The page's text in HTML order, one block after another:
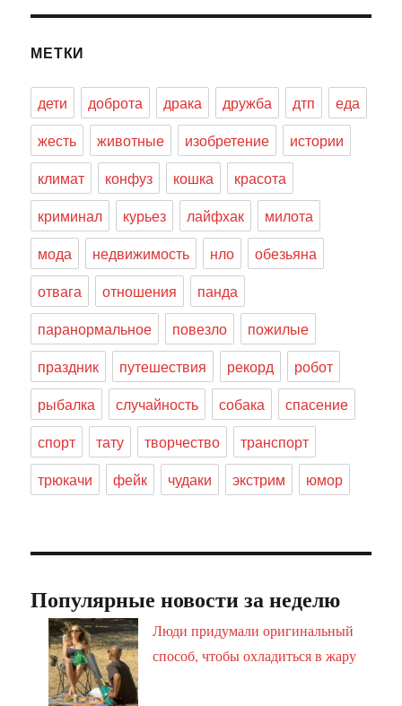
МЕТКИ
дети доброта драка дружба дтп
еда
жесть
животные изобретение
истории
климат
конфуз кошка
красота
криминал
курьез лайфхак
милота
мода
недвижимость нло
обезьяна
отвага
отношения
панда
паранормальное
повезло
пожилые
праздник
путешествия рекорд
робот
рыбалка
случайность собака
спасение
спорт
тату творчество
транспорт
трюкачи
фейк чудаки экстрим юмор
Популярные новости за неделю
Люди придумали оригинальный
способ, чтобы охладиться в жару